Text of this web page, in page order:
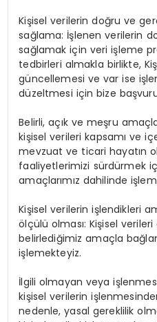
Kişisel verilerin doğru ve
sağlama: İşlenen verilerin
sağlamak için veri işleme
tedbirleri almakla birlikte,
güncellemesi ve var ise
düzeltmesi için bize başvuru
Belirli, açık ve meşru
kişisel verileri kapsamı ve
mevzuat ve ticari hayatın
faaliyetlerimizi sürdürmek
amaçlarımız dahilinde
Kişisel verilerin işlendikleri
ölçülü olması: Kişisel
belirlediğimiz amaçla
işlemekteyiz.
İlgili olmayan veya
kişisel verilerin
nedenle, yasal gereklilik